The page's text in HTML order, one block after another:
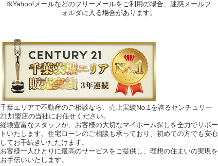
※Yahoo!メールなどのフリーメールをご利用の場合、迷惑メールフ
ォルダに入る場合があります。
千葉エリアで不動産のご相談なら、売上実績No.1を誇るセンチュリー
21加盟店の当社にお任せください。
経験豊富なスタッフが、お客様の大切なマイホーム探しを全力でサポー
トいたします。住宅ローンのご相談も承っており、初めての方でも安心
してお手続きいただけます。
お客様一人ひとりに最高のサービスをご提供し、理想の住まいの実現を
お手伝いいたします。